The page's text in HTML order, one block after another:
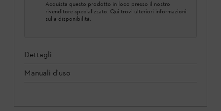
Acquista questo prodotto in loco presso il nostro
rivenditore specializzato. Qui trovi ulteriori informazioni
sulla disponibilità.
Dettagli
Manuali d'uso